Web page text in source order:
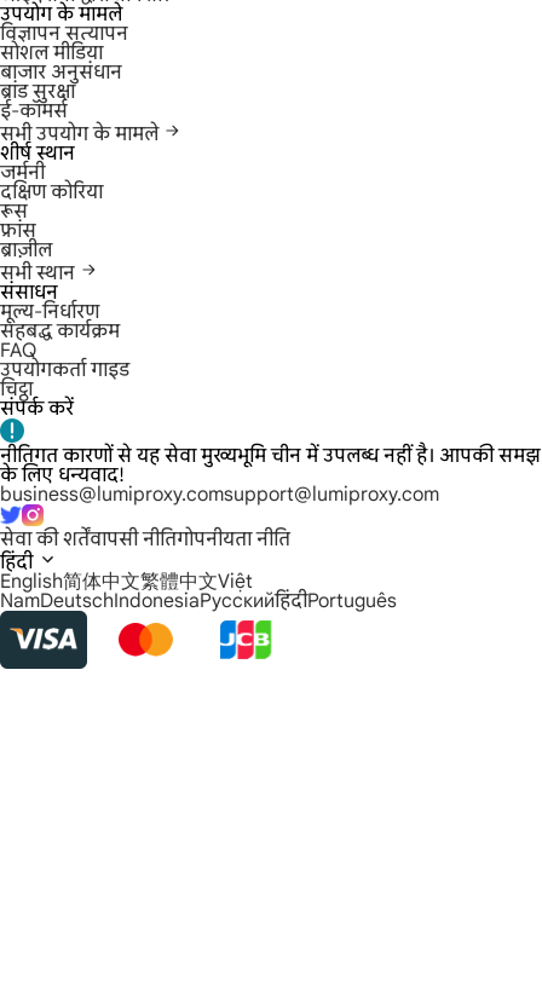
उपयोग के मामले
विज्ञापन सत्यापन
सोशल मीडिया
बाजार अनुसंधान
ब्रांड सुरक्षा
ई-कॉमर्स
सभी उपयोग के मामले
शीर्ष स्थान
जर्मनी
दक्षिण कोरिया
रूस
फ्रांस
ब्राज़ील
सभी स्थान
संसाधन
मूल्य-निर्धारण
सहबद्ध कार्यक्रम
FAQ
उपयोगकर्ता गाइड
चिट्ठा
संपर्क करें
नीतिगत कारणों से यह सेवा मुख्यभूमि चीन में उपलब्ध नहीं है। आपकी समझ
के लिए धन्यवाद!
business@lumiproxy.comsupport@lumiproxy.com
सेवा की शर्तेंवापसी नीतिगोपनीयता नीति
हिंदी
English简体中文繁體中文Việt
NamDeutschIndonesiaРусскийहिंदीPortuguês